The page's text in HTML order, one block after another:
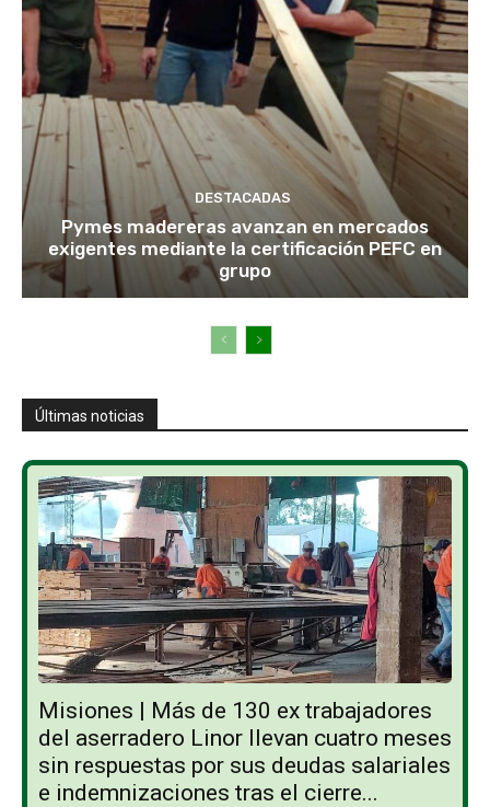
DESTACADAS
Pymes madereras avanzan en mercados
exigentes mediante la certificación PEFC en
grupo
Últimas noticias
Misiones | Más de 130 ex trabajadores
del aserradero Linor llevan cuatro meses
sin respuestas por sus deudas salariales
e indemnizaciones tras el cierre...